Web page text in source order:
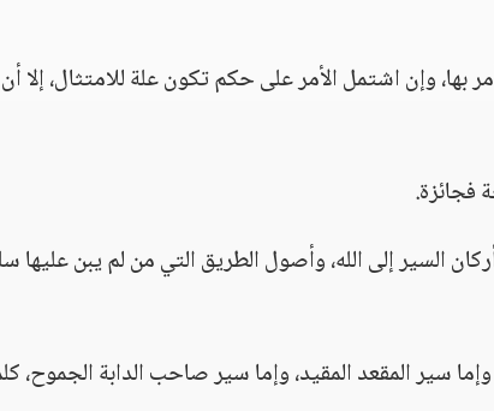
بها، وإن اشتمل الأمر على حكم تكون علة للامتثال، إلا أن
فجائزة.
السير إلى الله، وأصول الطريق التي من لم يبن عليها
سير المقعد المقيد، وإما سير صاحب الدابة الجموح،